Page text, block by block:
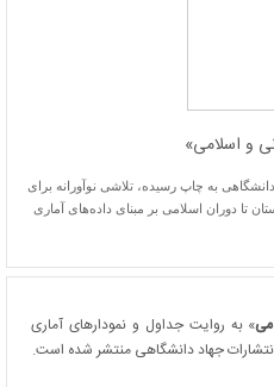
و اسلامی»
به چاپ رسیده، تلاشی نوآورانه برای
تا دوران اسلامی بر مبنای داده‌های آماری
» به روایت جداول و نمودارهای آماری
جهاد دانشگاهی منتشر شده است.